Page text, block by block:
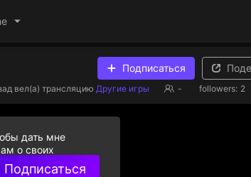
Подписаться
вел(а) трансляцию Другие игры - followers: 2
дать мне
о своих
Подписаться